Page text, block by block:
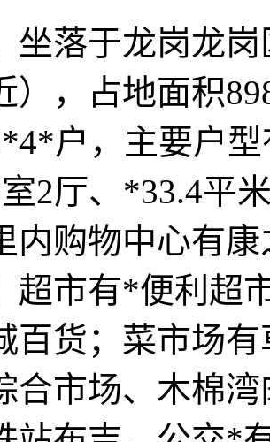
坐落于龙岗龙
），占地面积
户，主要户
2厅、*33.4平
内购物中心有
超市有*便利超
百货；菜市场
合市场、木棉